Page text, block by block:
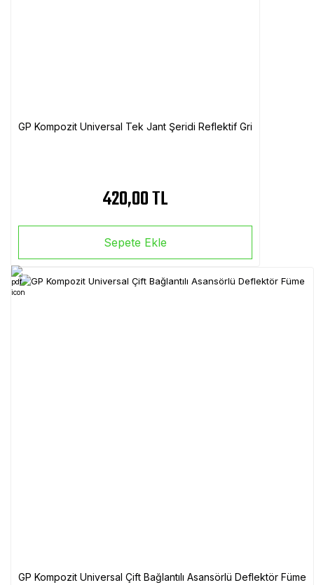
GP Kompozit Universal Tek Jant Şeridi Reflektif Gri
420,00 TL
Sepete Ekle
GP Kompozit Universal Çift Bağlantılı Asansörlü Deflektör Füme